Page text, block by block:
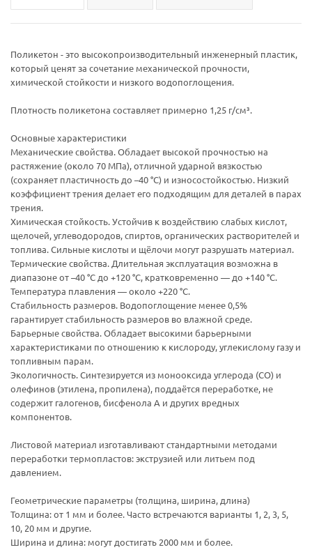
Поликетон - это высокопроизводительный инженерный пластик,
который ценят за сочетание механической прочности,
химической стойкости и низкого водопоглощения.
Плотность поликетона составляет примерно 1,25 г/см³.
Основные характеристики
Механические свойства. Обладает высокой прочностью на
растяжение (около 70 МПа), отличной ударной вязкостью
(сохраняет пластичность до –40 °C) и износостойкостью. Низкий
коэффициент трения делает его подходящим для деталей в парах
трения.
Химическая стойкость. Устойчив к воздействию слабых кислот,
щелочей, углеводородов, спиртов, органических растворителей и
топлива. Сильные кислоты и щёлочи могут разрушать материал.
Термические свойства. Длительная эксплуатация возможна в
диапазоне от –40 °C до +120 °C, кратковременно — до +140 °C.
Температура плавления — около +220 °C.
Стабильность размеров. Водопоглощение менее 0,5%
гарантирует стабильность размеров во влажной среде.
Барьерные свойства. Обладает высокими барьерными
характеристиками по отношению к кислороду, углекислому газу и
топливным парам.
Экологичность. Синтезируется из монооксида углерода (CO) и
олефинов (этилена, пропилена), поддаётся переработке, не
содержит галогенов, бисфенола А и других вредных
компонентов.
Листовой материал изготавливают стандартными методами
переработки термопластов: экструзией или литьем под
давлением.
Геометрические параметры (толщина, ширина, длина)
Толщина: от 1 мм и более. Часто встречаются варианты 1, 2, 3, 5,
10, 20 мм и другие.
Ширина и длина: могут достигать 2000 мм и более.